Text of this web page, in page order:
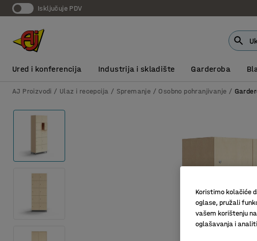
Isključuje PDV
Ured i konferencija Industrija i skladište Garderoba
AJ Proizvodi Ulaz i recepcija Spremanje Osobno pohranjivanje
Koristimo kolačiće
oglase, pružali
vašem korištenju
oglašavanja i